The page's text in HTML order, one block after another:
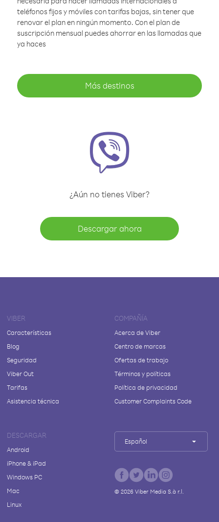
teléfonos fijos y móviles con tarifas bajas, sin tener que
renovar el plan en ningún momento. Con el plan de
suscripción mensual puedes ahorrar en las llamadas que
ya haces
Más destinos
¿Aún no tienes Viber?
Descargar ahora
VIBER
Características
Blog
Seguridad
Viber Out
Tarifas
Asistencia técnica
COMPAÑÍA
Acerca de Viber
Centro de marcas
Ofertas de trabajo
Términos y políticas
Política de privacidad
Customer Complaints Code
DESCARGAR
Android
iPhone & iPad
Windows PC
Mac
Linux
Español
© 2026Viber Media S.à r.l.